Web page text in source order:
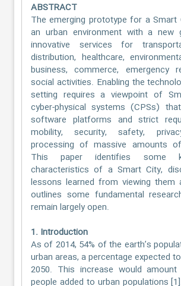
ABSTRACT
The emerging prototype for a
an urban environment with a new
innovative services for
distribution, healthcare,
business, commerce, emergency
social activities. Enabling the
setting requires a viewpoint of
cyber-physical systems (CPSs)
software platforms and strict
mobility, security, safety,
processing of massive amounts
This paper identifies some
characteristics of a Smart City,
lessons learned from viewing them
outlines some fundamental
remain largely open.
1. Introduction
As of 2014, 54% of the earth’s
urban areas, a percentage expected
2050. This increase would
people added to urban populations